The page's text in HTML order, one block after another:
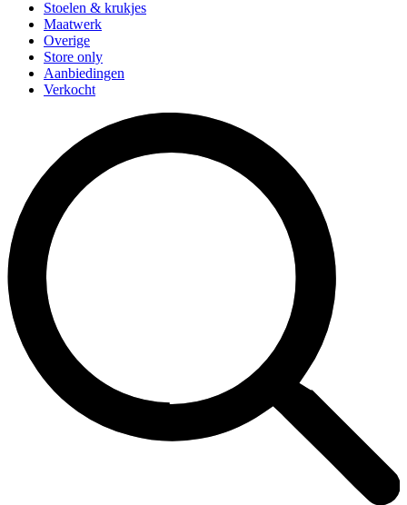
Stoelen & krukjes
Maatwerk
Overige
Store only
Aanbiedingen
Verkocht